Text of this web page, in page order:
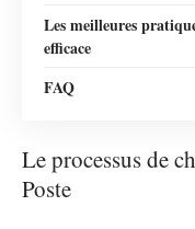
Les meilleures
efficace
FAQ
Le processus de
Poste